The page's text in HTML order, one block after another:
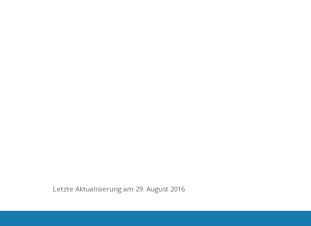
Letzte Aktualisierung am 29. August 2016